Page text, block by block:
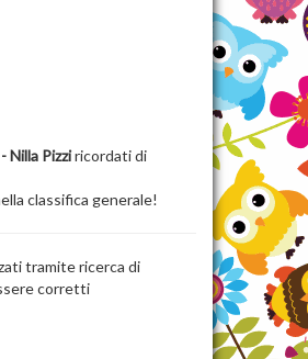
Nilla Pizziricordati di
classifica generale!
tramite ricerca di
corretti